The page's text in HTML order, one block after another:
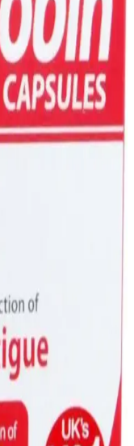
Faydaları
gelişimini destekler,
değer
Dozajı
seviyesini artıran
kullanım ile
ile Sağlıklı
içeriğiyle kullanım
güvenilir bir
Çeşitleri,
ihtiyaçlara uygun form
etiketlerini dikkatle